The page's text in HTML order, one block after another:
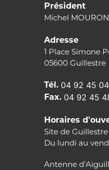
Président
Michel
Adresse
1 Place Simone
05600 Guillestre
Tél. 04 92 45
Fax. 04 92 45
Horaires
Site de Guillestre
Du lundi au
Antenne